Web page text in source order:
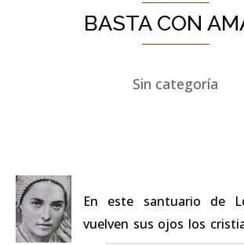
BASTA CON
Sin categoría
En este santuario de
vuelven sus ojos los